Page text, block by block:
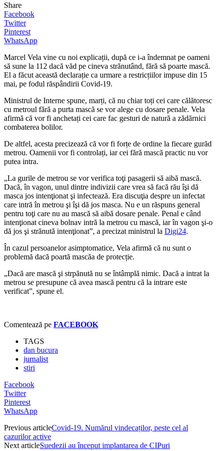
Share
Facebook
Twitter
Pinterest
WhatsApp
Marcel Vela vine cu noi explicații, după ce i-a îndemnat pe oameni
să sune la 112 dacă văd pe cineva strănutând, fără să poarte mască.
El a făcut această declarație ca urmare a restricțiilor impuse din 15
mai, pe fodul răspândirii Covid-19.
Ministrul de Interne spune, marți, că nu chiar toți cei care călătoresc
cu metroul fără a purta mască se vor alege cu dosare penale. Vela
afirmă că vor fi anchetați cei care fac gesturi de natură a zădărnici
combaterea bolilor.
De altfel, acesta precizează că vor fi forțe de ordine la fiecare gurăd
metrou. Oamenii vor fi controlați, iar cei fără mască practic nu vor
putea intra.
„La gurile de metrou se vor verifica toţi pasagerii să aibă mască.
Dacă, în vagon, unul dintre indivizii care vrea să facă rău îşi dă
masca jos intenţionat şi infectează. Era discuţia despre un infectat
care intră în metrou şi îşi dă jos masca. Nu e un răspuns general
pentru toţi care nu au mască să aibă dosare penale. Penal e când
intenţionat cineva bolnav intră la metrou cu mască, iar în vagon şi-o
dă jos şi strănută intenţionat”, a precizat ministrul la Digi24.
În cazul persoanelor asimptomatice, Vela afirmă că nu sunt o
problemă dacă poartă mascăa de protecție.
„Dacă are mască şi strpănută nu se întâmplă nimic. Dacă a intrat la
metrou se presupune că avea mască pentru că la intrare este
verificat”, spune el.
Comentează pe FACEBOOK
TAGS
dan bucura
jurnalist
stiri
Facebook
Twitter
Pinterest
WhatsApp
Previous articleCovid-19. Numărul vindecaților, peste cel al
cazurilor active
Next articleSuedezii au început implantarea de CIPuri